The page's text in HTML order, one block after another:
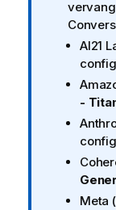
e
AI21
-
Meta